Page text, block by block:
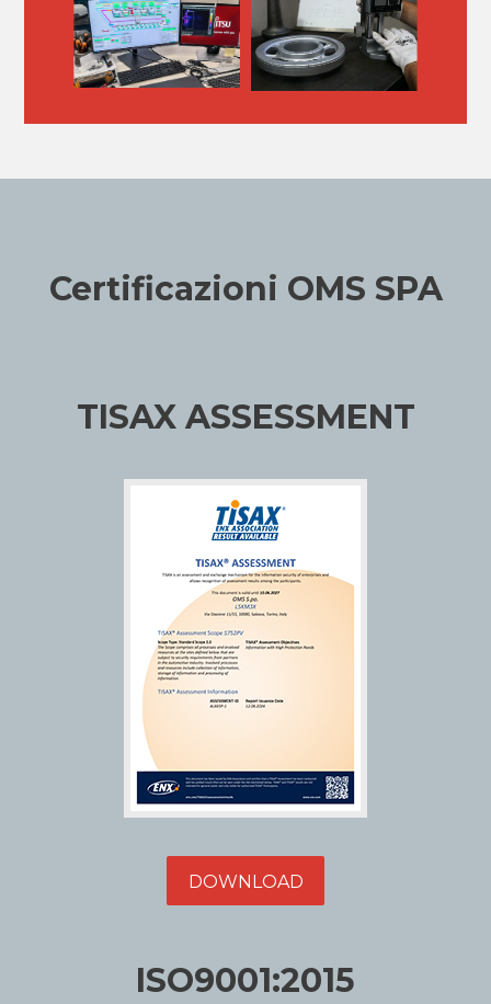
Certificazioni OMS SPA
TISAX ASSESSMENT
DOWNLOAD
ISO9001:2015